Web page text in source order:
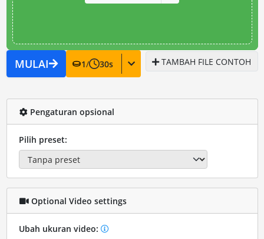
MULAI 1/ 30s TAMBAH FILE CONTOH
Pengaturan opsional
Pilih preset:
Optional Video settings
Ubah ukuran video: